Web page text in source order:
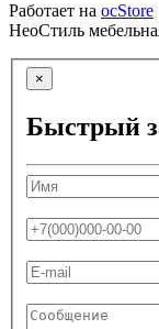
Работает на ocStore
НеоСтиль
×
Быстрый